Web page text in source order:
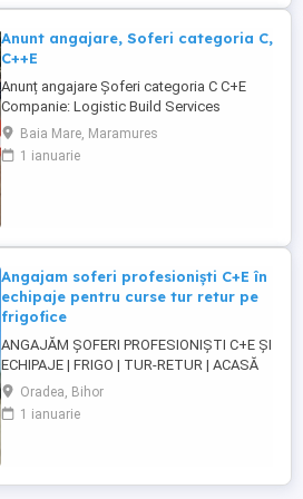
Anunt angajare, Soferi categoria C,
C++E
Anunț angajare Șoferi categoria C C+E
Companie: Logistic Build Services
Solution Locație: Antwerpen (Belgia)
Începere: imediată Descriere post:
Transport și manipulare echipamente
Baia Mare, Maramures
1 ianuarie
Angajam soferi profesioniști C+E în
echipaje pentru curse tur retur pe
frigofice
ANGAJĂM ȘOFERI PROFESIONIȘTI C+E ȘI
ECHIPAJE | FRIGO | TUR-RETUR | ACASĂ
SĂPTĂMÂNAL | ORADEA Companie de
transport din Oradea angajează șoferi
profesioniști categoria C+E și echipaje
frigorifice. Căutăm persoane serioase,
Oradea, Bihor
1 ianuarie